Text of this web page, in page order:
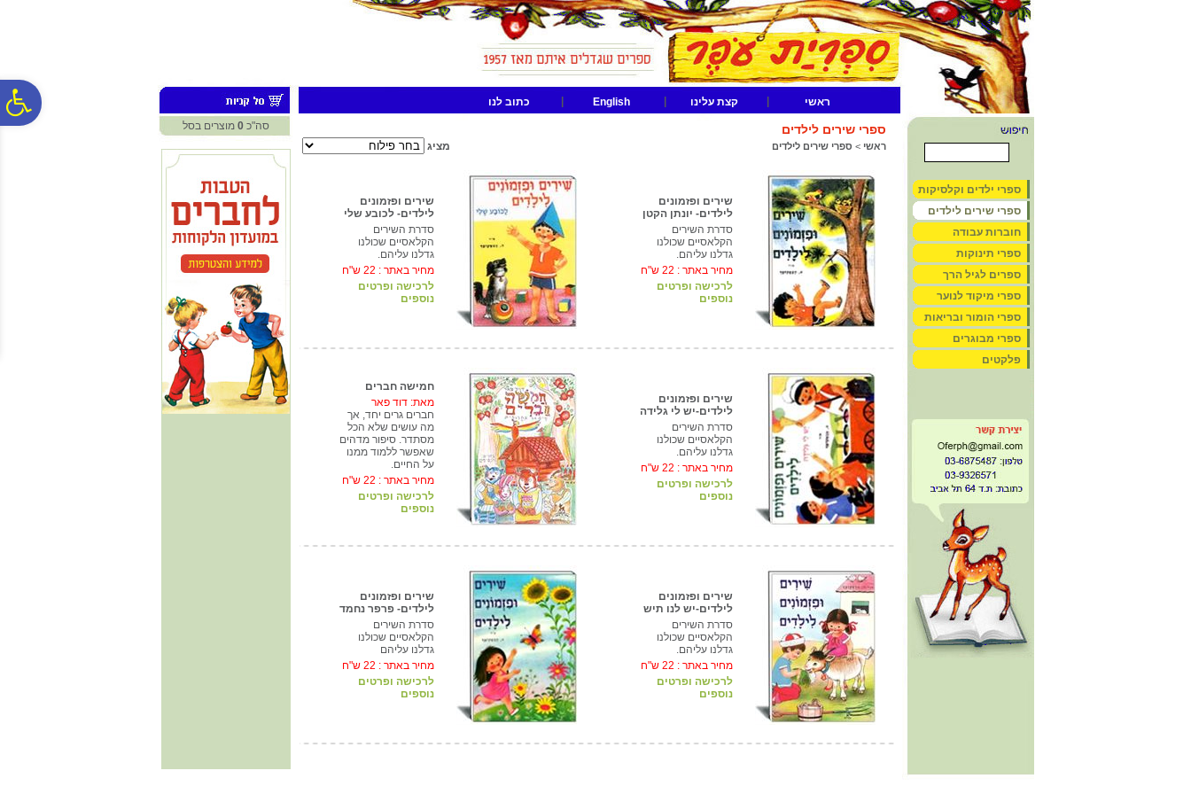
ראשי קצת עלינו English
כתוב לנו
סה"כ 0 מוצרים בסל ספרי שירים לילדים
ראשי > ספרי שירים לילדים מציג
שירים ופזמונים
לילדים- יונתן הקטן
סדרת השירים
הקלאסיים שכולנו
גדלנו עליהם.
מחיר באתר : 22 ש"ח
לרכישה ופרטים
נוספים
שירים ופזמונים
לילדים- לכובע שלי
סדרת השירים
הקלאסיים שכולנו
גדלנו עליהם.
מחיר באתר : 22 ש"ח
לרכישה ופרטים
נוספים
שירים ופזמונים
לילדים-יש לי גלידה
סדרת השירים
הקלאסיים שכולנו
גדלנו עליהם.
מחיר באתר : 22 ש"ח
לרכישה ופרטים
נוספים
חמישה חברים
מאת: דוד פאר
חברים גרים יחד, אך
מה עושים שלא הכל
מסתדר. סיפור מדהים
שאפשר ללמוד ממנו
על החיים.
מחיר באתר : 22 ש"ח
לרכישה ופרטים
נוספים
שירים ופזמונים
לילדים-יש לנו תיש
סדרת השירים
הקלאסיים שכולנו
גדלנו עליהם.
מחיר באתר : 22 ש"ח
לרכישה ופרטים
נוספים
שירים ופזמונים
לילדים- פרפר נחמד
סדרת השירים
הקלאסיים שכולנו
גדלנו עליהם
מחיר באתר : 22 ש"ח
לרכישה ופרטים
נוספים
ספרי ילדים וקלסיקות
ספרי שירים לילדים
חוברות עבודה
ספרי תינוקות
ספרים לגיל הרך
ספרי מיקוד לנוער
ספרי הומור ובריאות
ספרי מבוגרים
פלקטים